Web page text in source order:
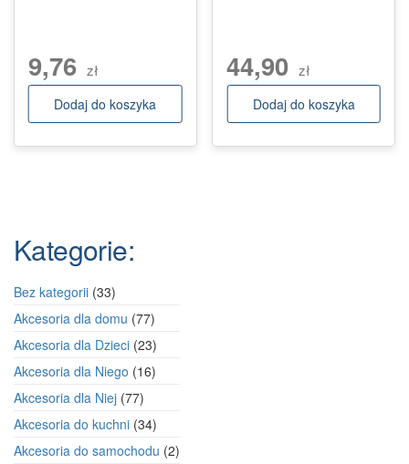
9,76 zł
Dodaj do koszyka
44,90 zł
Dodaj do koszyka
Kategorie:
Bez kategorii 3333
produkty
Akcesoria dla domu 7777
produktów
Akcesoria dla Dzieci 2323
produkty
Akcesoria dla Niego 1616
Akcesoria dla Niej 7777
produktów
Akcesoria do kuchni 3434
produkty
Akcesoria do samochodu 22